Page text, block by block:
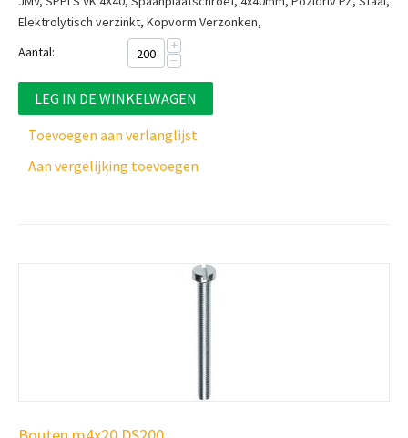
Elektrolytisch verzinkt, Kopvorm Verzonken,
Aantal:
+
−
LEG IN DE WINKELWAGEN
Toevoegen aan verlanglijst
Aan vergelijking toevoegen